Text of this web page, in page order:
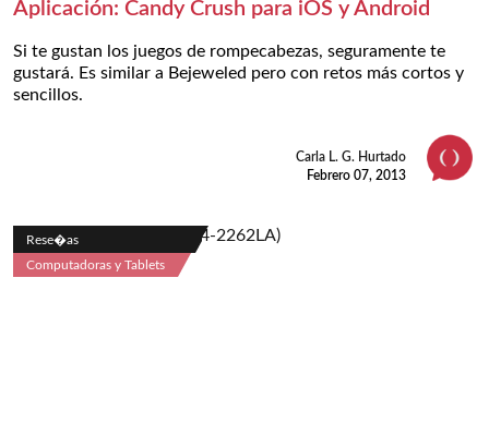
Aplicación: Candy Crush para iOS y Android
Si te gustan los juegos de rompecabezas, seguramente te
gustará. Es similar a Bejeweled pero con retos más cortos y
sencillos.
Carla L. G. Hurtado
Febrero 07, 2013
Rese�as
Computadoras y Tablets